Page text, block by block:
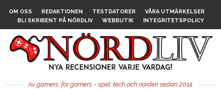
OM OSS REDAKTIONEN TESTDATORER
VÅRA UTMÄRKELSER
BLI SKRIBENT PÅ NÖRDLIV
WEBBUTIK INTEGRITETSPOLICY
Av gamers, för gamers – spel, tech och nörderi sedan 2014.